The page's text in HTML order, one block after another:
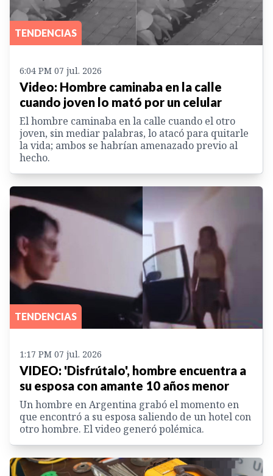
TENDENCIAS
6:04 PM 07 jul. 2026
Video: Hombre caminaba en la calle
cuando joven lo mató por un celular
El hombre caminaba en la calle cuando el otro
joven, sin mediar palabras, lo atacó para quitarle
la vida; ambos se habrían amenazado previo al
hecho.
TENDENCIAS
1:17 PM 07 jul. 2026
VIDEO: 'Disfrútalo', hombre encuentra a
su esposa con amante 10 años menor
Un hombre en Argentina grabó el momento en
que encontró a su esposa saliendo de un hotel con
otro hombre. El video generó polémica.